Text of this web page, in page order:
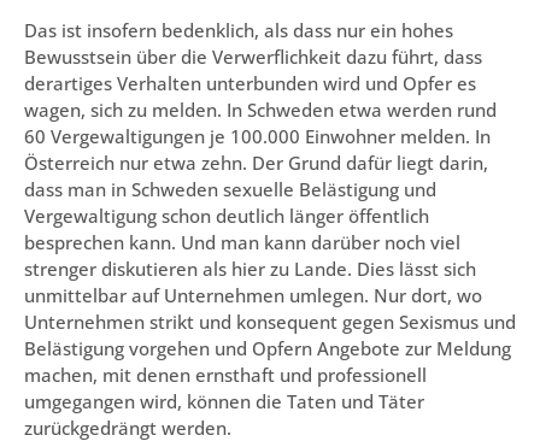
Das ist insofern bedenklich, als dass nur ein hohes
Bewusstsein über die Verwerflichkeit dazu führt, dass
derartiges Verhalten unterbunden wird und Opfer es
wagen, sich zu melden. In Schweden etwa werden rund
60 Vergewaltigungen je 100.000 Einwohner melden. In
Österreich nur etwa zehn. Der Grund dafür liegt darin,
dass man in Schweden sexuelle Belästigung und
Vergewaltigung schon deutlich länger öffentlich
besprechen kann. Und man kann darüber noch viel
strenger diskutieren als hier zu Lande. Dies lässt sich
unmittelbar auf Unternehmen umlegen. Nur dort, wo
Unternehmen strikt und konsequent gegen Sexismus und
Belästigung vorgehen und Opfern Angebote zur Meldung
machen, mit denen ernsthaft und professionell
umgegangen wird, können die Taten und Täter
zurückgedrängt werden.